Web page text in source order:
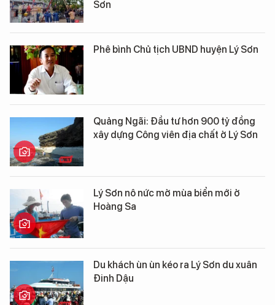
Sơn
Phê bình Chủ tịch UBND huyện Lý Sơn
Quảng Ngãi: Đầu tư hơn 900 tỷ đồng
xây dựng Công viên địa chất ở Lý Sơn
Lý Sơn nô nức mở mùa biển mới ở
Hoàng Sa
Du khách ùn ùn kéo ra Lý Sơn du xuân
Đinh Dậu